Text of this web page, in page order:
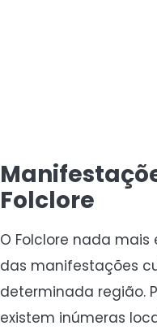
Folclore
O Folclore nada
das manifestações
determinada região.
existem inúmeras